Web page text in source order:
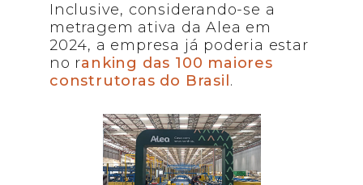
Inclusive, considerando-se a
metragem ativa da Alea em
2024, a empresa já poderia estar
no ranking das 100 maiores
construtoras do Brasil .